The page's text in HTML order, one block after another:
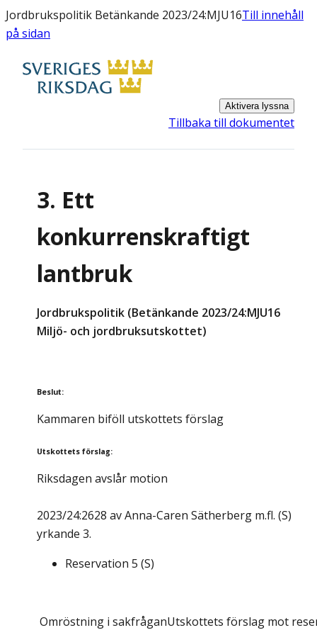
Jordbrukspolitik Betänkande 2023/24:MJU16Till innehåll
på sidan
Aktivera lyssna
Tillbaka till dokumentet
3. Ett
konkurrenskraftigt
lantbruk
Jordbrukspolitik (Betänkande 2023/24:MJU16
Miljö- och jordbruksutskottet)
Beslut:
Kammaren biföll utskottets förslag
Utskottets förslag:
Riksdagen avslår motion
2023/24:2628 av Anna-Caren Sätherberg m.fl. (S)
yrkande 3.
Reservation 5 (S)
Omröstning i sakfråganUtskottets förslag mot